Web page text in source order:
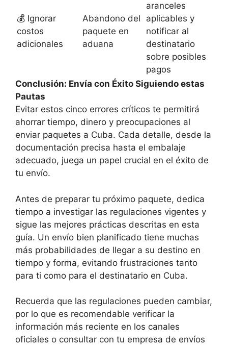
💰 Ignorar
costos
adicionales
Abandono del
paquete en
aduana
aranceles
aplicables y
notificar al
destinatario
sobre posibles
pagos
Conclusión: Envía con Éxito Siguiendo estas
Pautas
Evitar estos cinco errores críticos te permitirá
ahorrar tiempo, dinero y preocupaciones al
enviar paquetes a Cuba. Cada detalle, desde la
documentación precisa hasta el embalaje
adecuado, juega un papel crucial en el éxito de
tu envío.
Antes de preparar tu próximo paquete, dedica
tiempo a investigar las regulaciones vigentes y
sigue las mejores prácticas descritas en esta
guía. Un envío bien planificado tiene muchas
más probabilidades de llegar a su destino en
tiempo y forma, evitando frustraciones tanto
para ti como para el destinatario en Cuba.
Recuerda que las regulaciones pueden cambiar,
por lo que es recomendable verificar la
información más reciente en los canales
oficiales o consultar con tu empresa de envíos